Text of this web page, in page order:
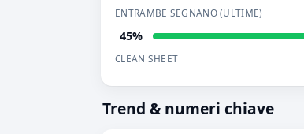
ENTRAMBE SEGNANO (ULTIME)
45%
CLEAN SHEET
Trend & numeri chiave